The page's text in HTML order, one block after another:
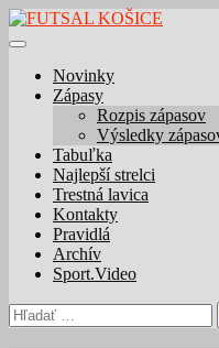
Skip
to
Novinky
Zápasy
Rozpis zápasov
Výsledky
Tabuľka
Najlepší strelci
Trestná lavica
Kontakty
Pravidlá
Archív
Sport.Video
Hľadať: